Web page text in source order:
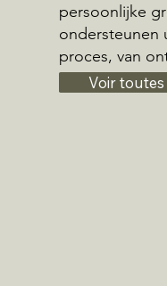
persoonlijke
ondersteunen
proces, van
Voir